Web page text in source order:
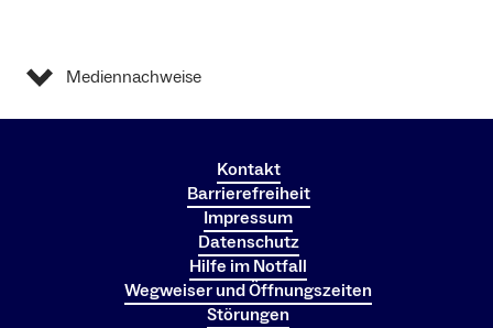
Mediennachweise
Kontakt
Barrierefreiheit
Impressum
Datenschutz
Hilfe im Notfall
Wegweiser und Öffnungszeiten
Störungen